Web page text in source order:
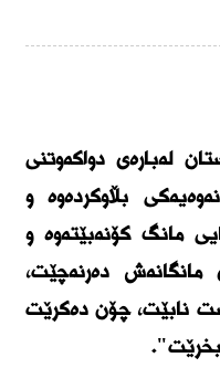
لەبارەی دواکەوتنی
بڵاوکردەوە و
مانگ کۆنەبێتەوە و
مانگانەش دەرنەچێت،
نابێت، چۆن دەکرێت